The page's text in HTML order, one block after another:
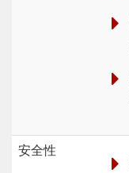
安全性